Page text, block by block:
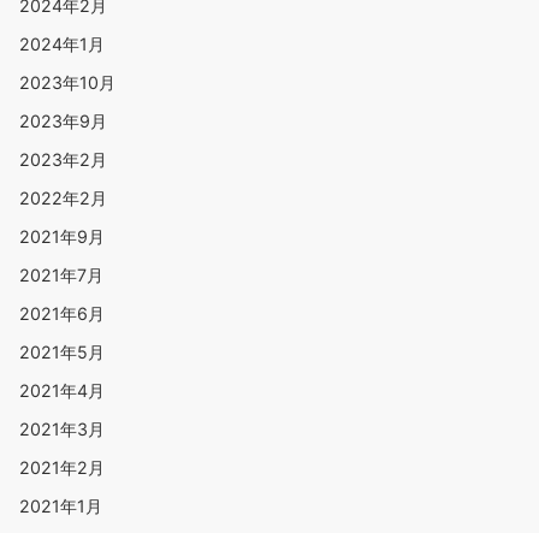
2024年2月
2024年1月
2023年10月
2023年9月
2023年2月
2022年2月
2021年9月
2021年7月
2021年6月
2021年5月
2021年4月
2021年3月
2021年2月
2021年1月